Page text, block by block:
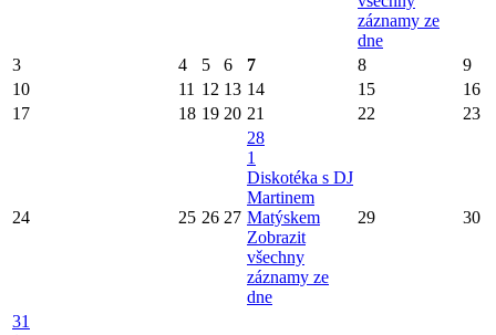
záznamy ze
dne
3 4 5 6 7 8
9
10
11 12 13 14 15
16
17
18 19 20 21 22 23
24 25 26 27
28
1
Diskotéka s DJ
Martinem
Matýskem
Zobrazit
všechny
záznamy ze
dne
29 30
31